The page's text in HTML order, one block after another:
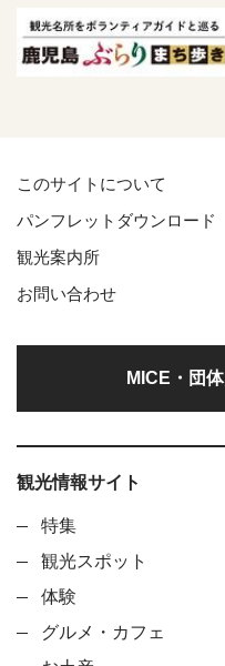
このサイトについて
パンフレットダウンロード
観光案内所
お問い合わせ
MICE・団
観光情報サイト
特集
観光スポット
体験
グルメ・カフェ